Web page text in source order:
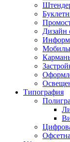
Дизайн
Типография